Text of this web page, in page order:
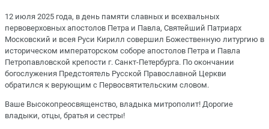
12 июля 2025 года, в день памяти славных и всехвальных
первоверховных апостолов Петра и Павла, Святейший Патриарх
Московский и всея Руси Кирилл совершил Божественную литургию в
историческом императорском соборе апостолов Петра и Павла
Петропавловской крепости г. Санкт-Петербурга. По окончании
богослужения Предстоятель Русской Православной Церкви
обратился к верующим с Первосвятительским словом.
Ваше Высокопреосвященство, владыка митрополит! Дорогие
владыки, отцы, братья и сестры!